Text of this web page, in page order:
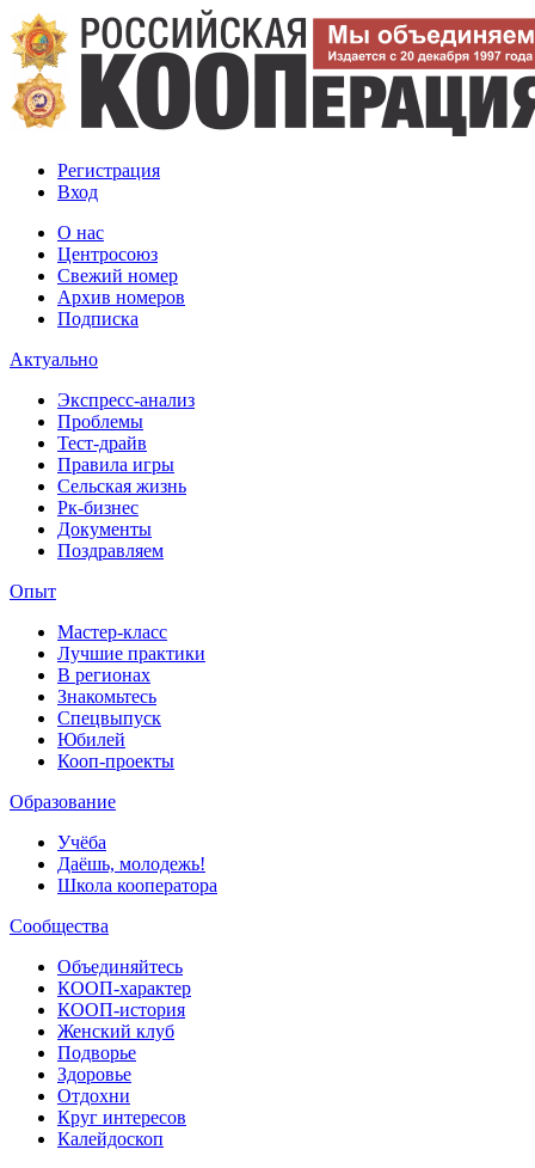
Регистрация
Вход
О нас
Центросоюз
Свежий номер
Архив номеров
Подписка
Актуально
Экспресс-анализ
Проблемы
Тест-драйв
Правила игры
Сельская жизнь
Рк-бизнес
Документы
Поздравляем
Опыт
Мастер-класс
Лучшие практики
В регионах
Знакомьтесь
Спецвыпуск
Юбилей
Кооп-проекты
Образование
Учёба
Даёшь, молодежь!
Школа кооператора
Сообщества
Объединяйтесь
КООП-характер
КООП-история
Женский клуб
Подворье
Здоровье
Отдохни
Круг интересов
Калейдоскоп